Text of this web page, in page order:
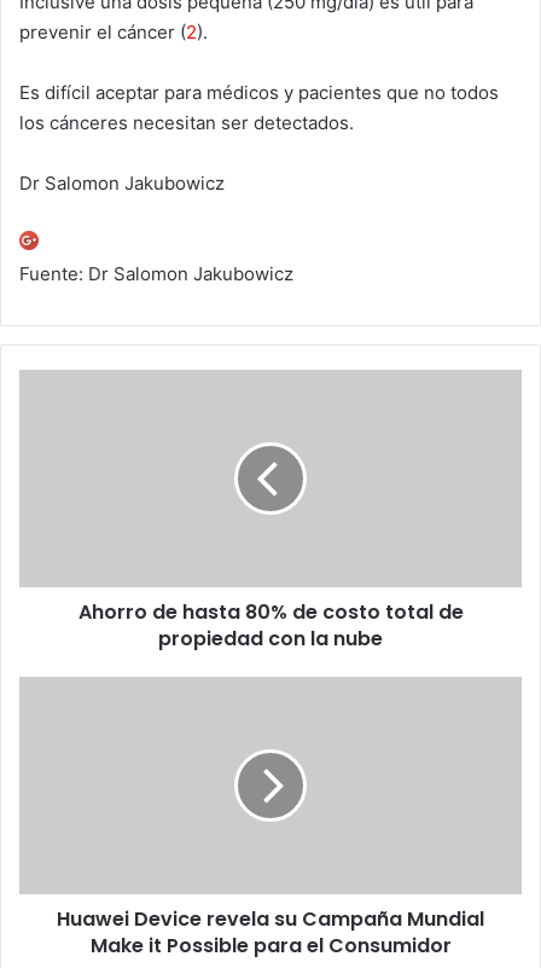
prevenir el cáncer (2).
Es difícil aceptar para médicos y pacientes que no todos
los cánceres necesitan ser detectados.
Dr Salomon Jakubowicz
Fuente: Dr Salomon Jakubowicz
propiedad
Ahorro de hasta 80% de costo total de
propiedad con la nube
Possible
Huawei Device revela su Campaña Mundial
Make it Possible para el Consumidor